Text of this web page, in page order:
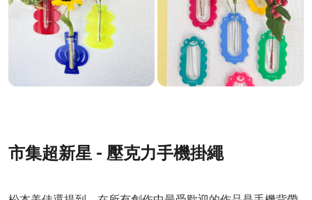
市集超新星 - 壓克力手機掛繩